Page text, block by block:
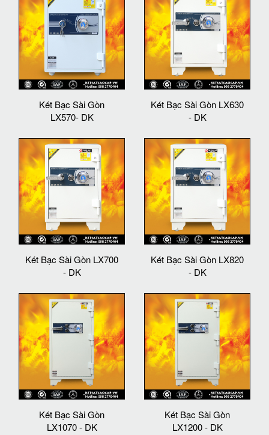
Két Bạc Sài Gòn
LX570- DK
Két Bạc Sài Gòn LX630
- DK
Két Bạc Sài Gòn LX700
- DK
Két Bạc Sài Gòn LX820
- DK
Két Bạc Sài Gòn
LX1070 - DK
Két Bạc Sài Gòn
LX1200 - DK